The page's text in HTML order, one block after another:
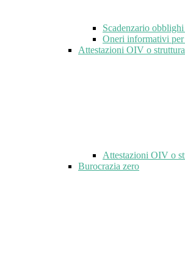
Scadenzario
Oneri informativi
Attestazioni OIV o
Attestazioni OIV o
Burocrazia zero